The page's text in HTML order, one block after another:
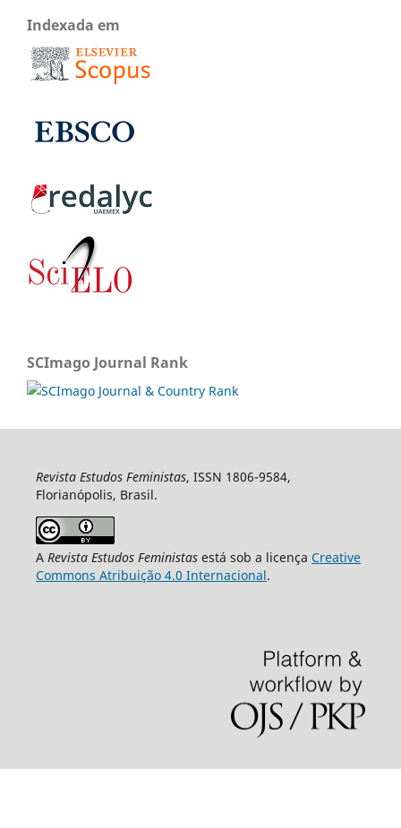
Indexada em
SCImago Journal Rank
Revista Estudos Feministas, ISSN 1806-9584,
Florianópolis, Brasil.
A Revista Estudos Feministasestá sob a licença Creative
Commons Atribuição 4.0 Internacional.